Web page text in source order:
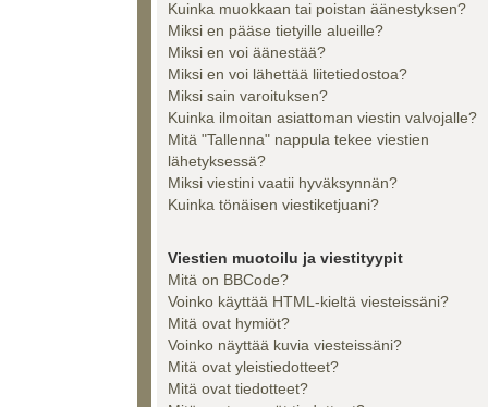
Kuinka muokkaan tai poistan äänestyksen?
Miksi en pääse tietyille alueille?
Miksi en voi äänestää?
Miksi en voi lähettää liitetiedostoa?
Miksi sain varoituksen?
Kuinka ilmoitan asiattoman viestin valvojalle?
Mitä "Tallenna" nappula tekee viestien
lähetyksessä?
Miksi viestini vaatii hyväksynnän?
Kuinka tönäisen viestiketjuani?
Viestien muotoilu ja viestityypit
Mitä on BBCode?
Voinko käyttää HTML-kieltä viesteissäni?
Mitä ovat hymiöt?
Voinko näyttää kuvia viesteissäni?
Mitä ovat yleistiedotteet?
Mitä ovat tiedotteet?